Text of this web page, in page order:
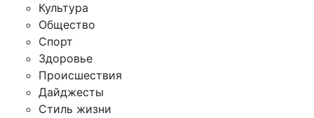
Культура
Общество
Спорт
Здоровье
Происшествия
Дайджесты
Стиль жизни